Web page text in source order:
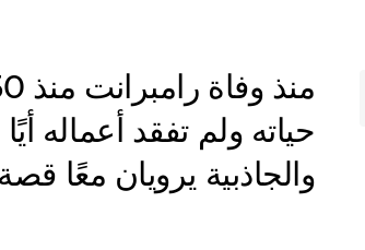
حياته ولم تفقد أعماله
والجاذبية يرويان معًا